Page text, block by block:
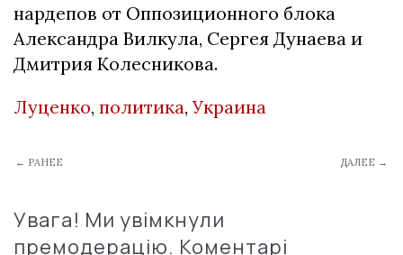
нардепов от Оппозиционного блока
Александра Вилкула, Сергея Дунаева и
Дмитрия Колесникова.
Луценко, политика,Украина
← РАНЕЕ ДАЛЕЕ →
Увага! Ми увімкнули
премодерацію. Коментарі